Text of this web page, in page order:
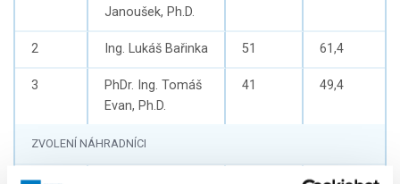
Janoušek, Ph.D.
2 Ing. Lukáš Bařinka 51 61,4
3
PhDr. Ing. Tomáš
Evan, Ph.D.
41 49,4
ZVOLENÍ NÁHRADNÍCI